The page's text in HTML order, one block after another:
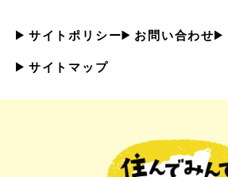
サイトポリシー お問い合わせ
サイトマップ